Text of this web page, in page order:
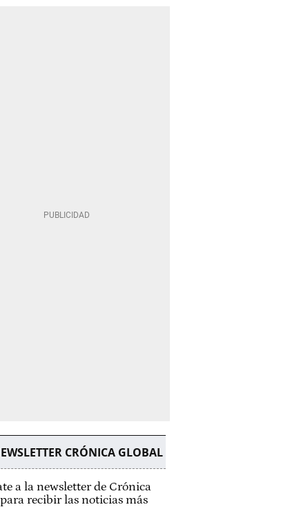
CRÓNICA GLOBAL
a la newsletter de Crónica
recibir las noticias más